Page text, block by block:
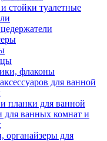
стойки туалетные
флаконы
для ванной
планки для ванной
для ванных комнат и
органайзеры для